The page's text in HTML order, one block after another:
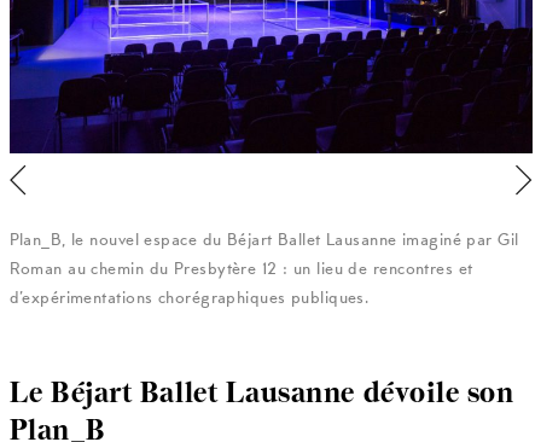
Plan_B, le nouvel espace du Béjart Ballet Lausanne imaginé par Gil
Roman au chemin du Presbytère 12 : un lieu de rencontres et
d’expérimentations chorégraphiques publiques.
Le Béjart Ballet Lausanne dévoile son
Plan_B